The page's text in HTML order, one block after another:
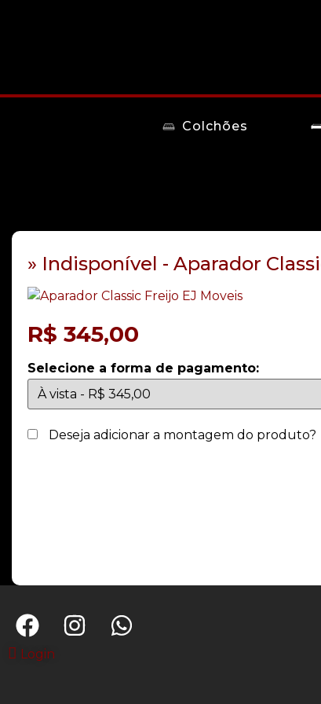
Colchões
» Indisponível - Aparador
R$ 345,00
Selecione a forma de pagamento:
Deseja adicionar a montagem do produto?
Login